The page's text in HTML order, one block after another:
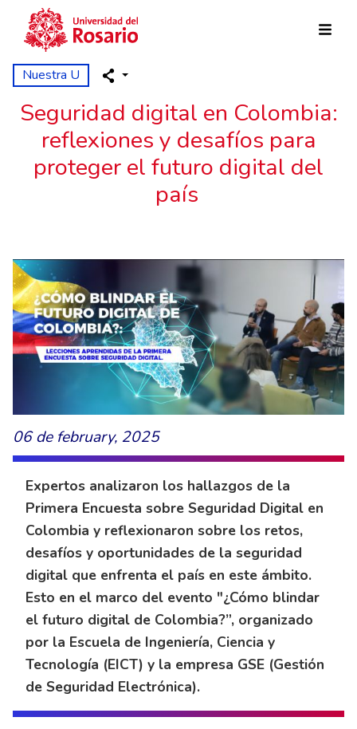
Skip to main content
Nuestra U
Seguridad digital en Colombia:
reflexiones y desafíos para
proteger el futuro digital del
país
06 de february, 2025
Expertos analizaron los hallazgos de la
Primera Encuesta sobre Seguridad Digital en
Colombia y reflexionaron sobre los retos,
desafíos y oportunidades de la seguridad
digital que enfrenta el país en este ámbito.
Esto en el marco del evento "¿Cómo blindar
el futuro digital de Colombia?”, organizado
por la Escuela de Ingeniería, Ciencia y
Tecnología (EICT) y la empresa GSE (Gestión
de Seguridad Electrónica).